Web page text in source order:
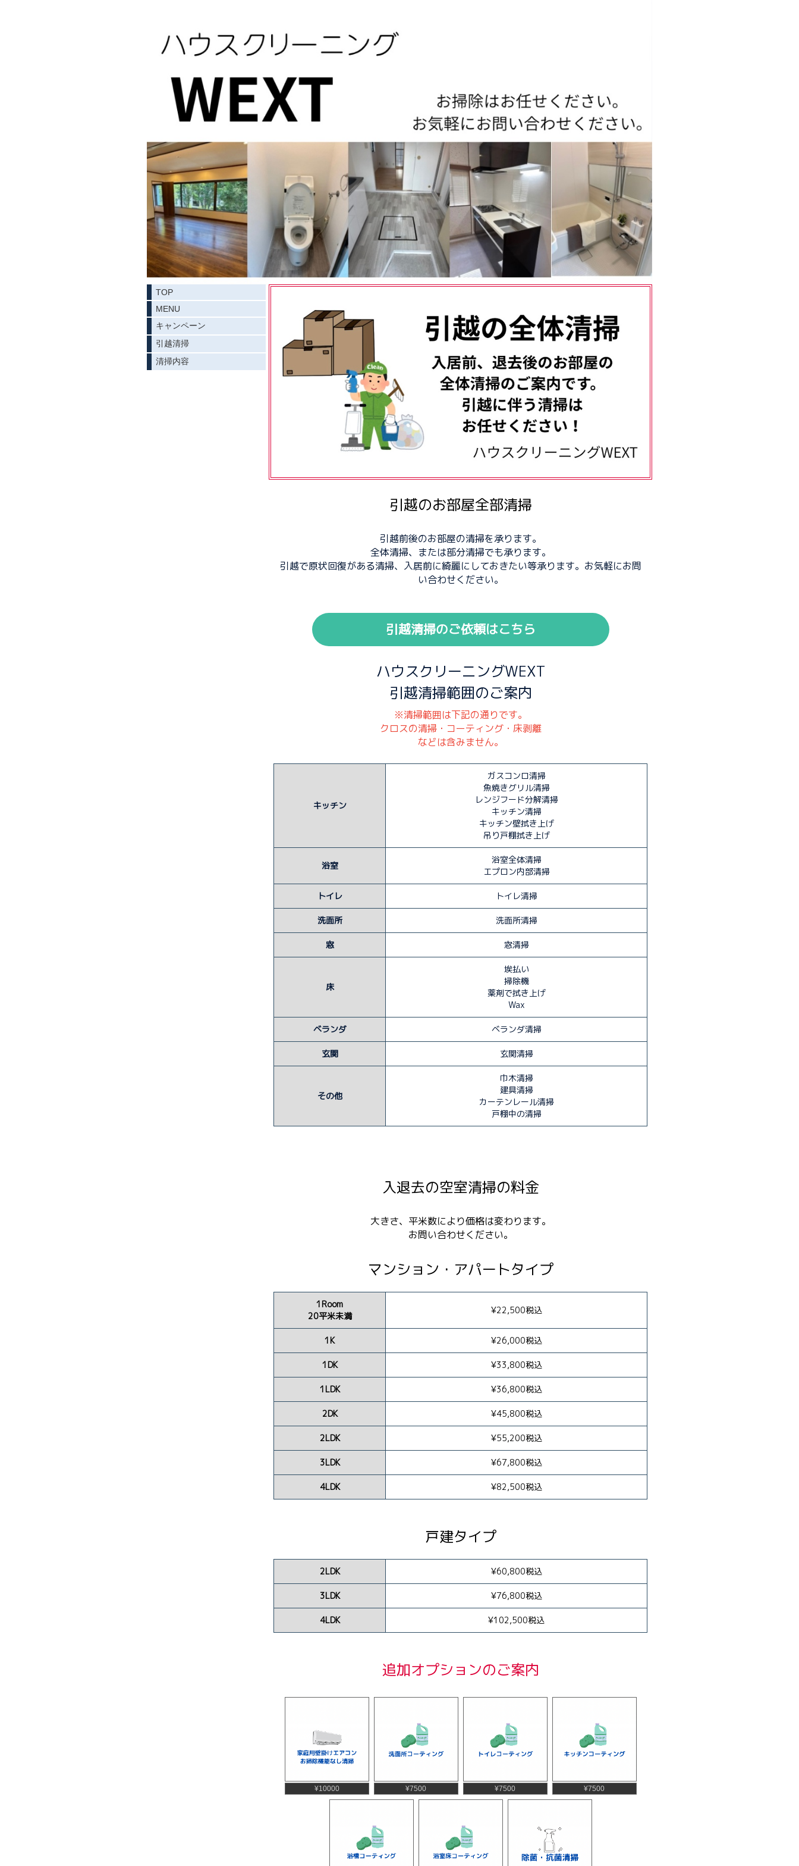
引越のお部屋全部清掃
引越前後のお部屋の清掃を承ります。
全体清掃、または部分清掃でも承ります。
引越で原状回復がある清掃、入居前に綺麗にしておきたい等承ります。お気軽にお問
い合わせください。
引越清掃のご依頼はこちら
ハウスクリーニングWEXT
引越清掃範囲のご案内
※清掃範囲は下記の通りです。
クロスの清掃・コーティング・床剥離
などは含みません。
キッチン
ガスコンロ清掃
魚焼きグリル清掃
レンジフード分解清掃
キッチン清掃
キッチン壁拭き上げ
吊り戸棚拭き上げ
浴室
浴室全体清掃
エプロン内部清掃
トイレ トイレ清掃
洗面所 洗面所清掃
窓 窓清掃
床
埃払い
掃除機
薬剤で拭き上げ
Wax
ベランダ ベランダ清掃
玄関 玄関清掃
その他
巾木清掃
建具清掃
カーテンレール清掃
戸棚中の清掃
入退去の空室清掃の料金
大きさ、平米数により価格は変わります。
お問い合わせください。
マンション・アパートタイプ
1Room
20平米未満
¥22,500税込
1K ¥26,000税込
1DK ¥33,800税込
1LDK ¥36,800税込
2DK ¥45,800税込
2LDK ¥55,200税込
3LDK ¥67,800税込
4LDK ¥82,500税込
戸建タイプ
2LDK ¥60,800税込
3LDK ¥76,800税込
4LDK ¥102,500税込
追加オプションのご案内
¥10000 ¥7500 ¥7500 ¥7500
TOP
MENU
キャンペーン
引越清掃
清掃内容